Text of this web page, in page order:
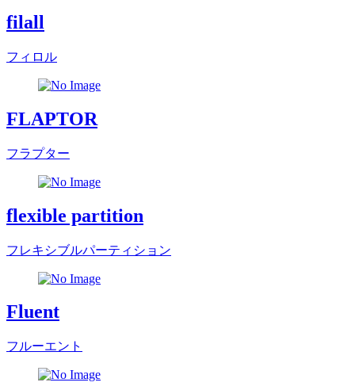
filall
フィロル
FLAPTOR
フラプター
flexible partition
フレキシブルパーティション
Fluent
フルーエント